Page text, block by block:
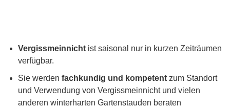
Vergissmeinnicht ist saisonal nur in kurzen Zeiträumen
verfügbar.
Sie werden fachkundig und kompetent zum Standort
und Verwendung von Vergissmeinnicht und vielen
anderen winterharten Gartenstauden beraten